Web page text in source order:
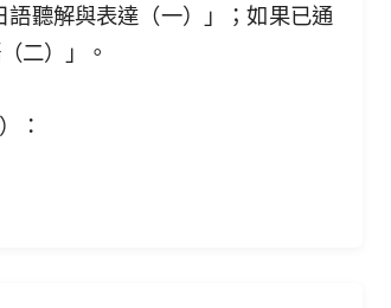
聽解與表達（一）」；如果已通
二）」。
：